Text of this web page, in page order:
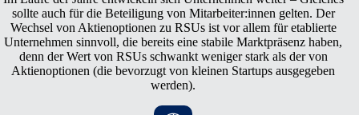
sollte auch für die Beteiligung von Mitarbeiter:innen gelten. Der
Wechsel von Aktienoptionen zu RSUs ist vor allem für etablierte
Unternehmen sinnvoll, die bereits eine stabile Marktpräsenz haben,
denn der Wert von RSUs schwankt weniger stark als der von
Aktienoptionen (die bevorzugt von kleinen Startups ausgegeben
werden).